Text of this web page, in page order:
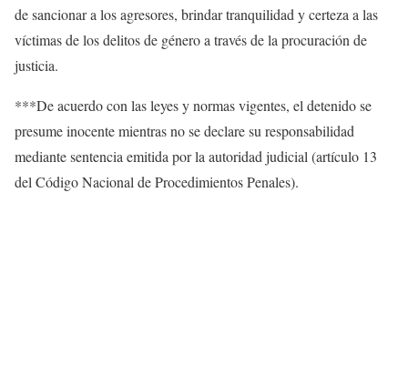
de sancionar a los agresores, brindar tranquilidad y certeza a las
víctimas de los delitos de género a través de la procuración de
justicia.
***De acuerdo con las leyes y normas vigentes, el detenido se
presume inocente mientras no se declare su responsabilidad
mediante sentencia emitida por la autoridad judicial (artículo 13
del Código Nacional de Procedimientos Penales).